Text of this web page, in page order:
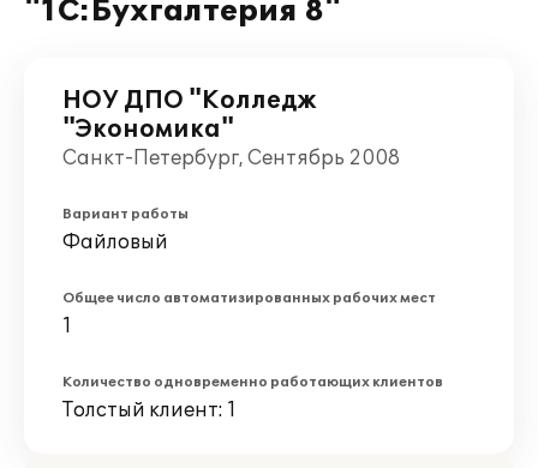
"1С:Бухгалтерия 8"
НОУ ДПО "Колледж
"Экономика"
Санкт-Петербург, Сентябрь 2008
Вариант работы
Файловый
Общее число автоматизированных рабочих мест
1
Количество одновременно работающих клиентов
Толстый клиент: 1